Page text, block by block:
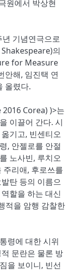
원에서 박상현
기념연극으로
의
for Measure
안해, 임진택 연
올렸다.
Corea) )>는
이끌어 간다. 시
기고, 빈센티오
, 안젤로를 안절
노사빈, 루치오
주리애, 후로쓰를
탄 등의 이름으
할을 하는 대신
적을 암행 감찰한
령에 대한 시위
문란은 물론 방
을 보이니, 빈선